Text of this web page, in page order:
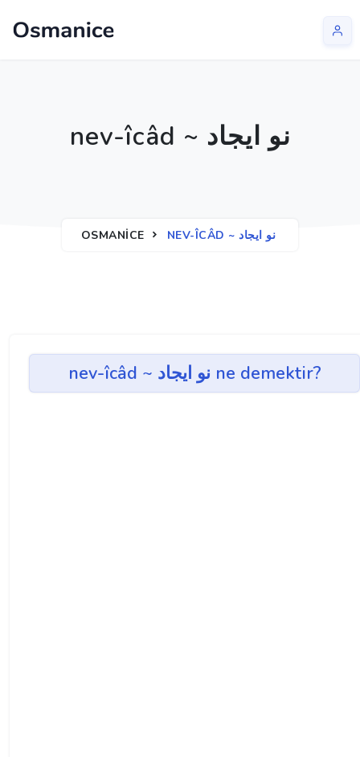
nev-îcâd ~ نو ايجاد
OSMANICE NEV-ÎCÂD ~ نو ايجاد
nev-îcâd ~ نو ايجاد ne demektir?